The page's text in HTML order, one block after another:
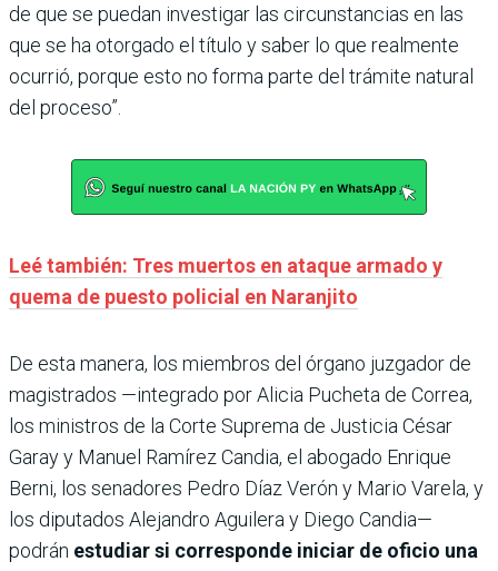
de que se puedan investigar las circunstancias en las
que se ha otorgado el título y saber lo que realmente
ocurrió, porque esto no forma parte del trámite natural
del proceso”.
Leé también: Tres muertos en ataque armado y
quema de puesto policial en Naranjito
De esta manera, los miembros del órgano juzgador de
magistrados —integrado por Alicia Pucheta de Correa,
los ministros de la Corte Suprema de Justicia César
Garay y Manuel Ramírez Candia, el abogado Enrique
Berni, los senadores Pedro Díaz Verón y Mario Varela, y
los diputados Alejandro Aguilera y Diego Candia—
podrán estudiar si corresponde iniciar de oficio una